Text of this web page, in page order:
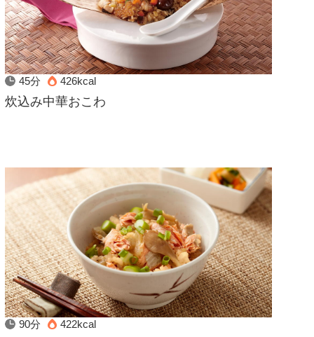
45分 426kcal
炊込み中華おこわ
90分 422kcal